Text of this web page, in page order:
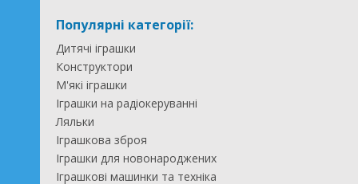
Популярні категорії:
Дитячі іграшки
Конструктори
М'які іграшки
Іграшки на радіокеруванні
Ляльки
Іграшкова зброя
Іграшки для новонароджених
Іграшкові машинки та техніка